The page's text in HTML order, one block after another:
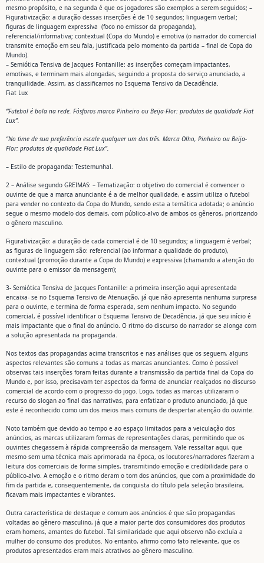
mesmo propósito, e na segunda é que os jogadores são exemplos a serem seguidos; –
Figurativização: a duração dessas inserções é de 10 segundos; linguagem verbal;
figuras de linguagem expressiva (foco no emissor da propaganda),
referencial/informativa; contextual (Copa do Mundo) e emotiva (o narrador do comercial
transmite emoção em seu fala, justificada pelo momento da partida – final de Copa do
Mundo).
– Semiótica Tensiva de Jacques Fontanille: as inserções começam impactantes,
emotivas, e terminam mais alongadas, seguindo a proposta do serviço anunciado, a
tranquilidade. Assim, as classificamos no Esquema Tensivo da Decadência.
Fiat Lux
“Futebol é bola na rede. Fósforos marca Pinheiro ou Beija-Flor: produtos de qualidade Fiat
Lux”.
“No time de sua preferência escale qualquer um dos três. Marca Olho, Pinheiro ou Beija-
Flor: produtos de qualidade Fiat Lux”.
– Estilo de propaganda: Testemunhal.
2 – Análise segundo GREIMAS: – Tematização: o objetivo do comercial é convencer o
ouvinte de que a marca anunciante é a de melhor qualidade, e assim utiliza o futebol
para vender no contexto da Copa do Mundo, sendo esta a temática adotada; o anúncio
segue o mesmo modelo dos demais, com público-alvo de ambos os gêneros, priorizando
o gênero masculino.
Figurativização: a duração de cada comercial é de 10 segundos; a linguagem é verbal;
as figuras de linguagem são: referencial (ao informar a qualidade do produto),
contextual (promoção durante a Copa do Mundo) e expressiva (chamando a atenção do
ouvinte para o emissor da mensagem);
3- Semiótica Tensiva de Jacques Fontanille: a primeira inserção aqui apresentada
encaixa- se no Esquema Tensivo de Atenuação, já que não apresenta nenhuma surpresa
para o ouvinte, e termina de forma esperada, sem nenhum impacto. No segundo
comercial, é possível identificar o Esquema Tensivo de Decadência, já que seu início é
mais impactante que o final do anúncio. O ritmo do discurso do narrador se alonga com
a solução apresentada na propaganda.
Nos textos das propagandas acima transcritos e nas análises que os seguem, alguns
aspectos relevantes são comuns a todas as marcas anunciantes. Como é possível
observar, tais inserções foram feitas durante a transmissão da partida final da Copa do
Mundo e, por isso, precisavam ter aspectos da forma de anunciar realçados no discurso
comercial de acordo com o progresso do jogo. Logo, todas as marcas utilizaram o
recurso do slogan ao final das narrativas, para enfatizar o produto anunciado, já que
este é reconhecido como um dos meios mais comuns de despertar atenção do ouvinte.
Noto também que devido ao tempo e ao espaço limitados para a veiculação dos
anúncios, as marcas utilizaram formas de representações claras, permitindo que os
ouvintes chegassem à rápida compreensão da mensagem. Vale ressaltar aqui, que
mesmo sem uma técnica mais aprimorada na época, os locutores/narradores fizeram a
leitura dos comerciais de forma simples, transmitindo emoção e credibilidade para o
público-alvo. A emoção e o ritmo deram o tom dos anúncios, que com a proximidade do
fim da partida e, consequentemente, da conquista do título pela seleção brasileira,
ficavam mais impactantes e vibrantes.
Outra característica de destaque e comum aos anúncios é que são propagandas
voltadas ao gênero masculino, já que a maior parte dos consumidores dos produtos
eram homens, amantes do futebol. Tal similaridade que aqui observo não excluía a
mulher do consumo dos produtos. No entanto, afirmo como fato relevante, que os
produtos apresentados eram mais atrativos ao gênero masculino.